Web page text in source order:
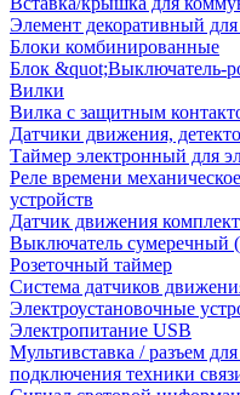
Элемент декоративный
Блоки комбинированные
Блок &quot;Выключатель-
Вилки
Вилка с защитным
Датчики движения,
Таймер электронный для
Реле времени
устройств
Датчик движения
Выключатель сумеречный
Розеточный таймер
Система датчиков
Электроустановочные
Электропитание USB
Мультивставка / разъем
подключения техники